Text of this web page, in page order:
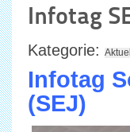
Infotag
Kategorie: Aktuell
Infotag
(SEJ)